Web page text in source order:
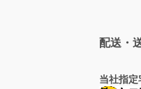
配送・
当社指